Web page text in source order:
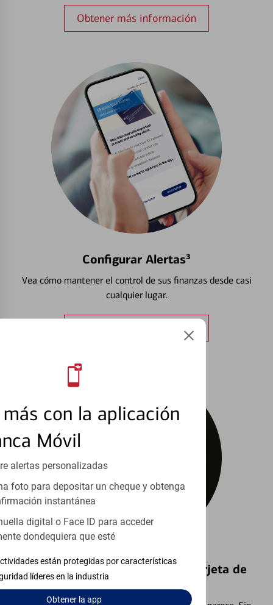
con la aplicación
Móvil
alertas personalizadas
foto para depositar un cheque y obtenga
instantánea
digital o Face ID para acceder
dondequiera que esté
están protegidas por características
líderes en la industria
Obtenerla app
Obtener más información
Configurar Alertas³
Vea cómo mantener el control de sus finanzas desde casi
cualquier lugar.
Obtener más información
Bloquear y Desbloquear una Tarjeta de